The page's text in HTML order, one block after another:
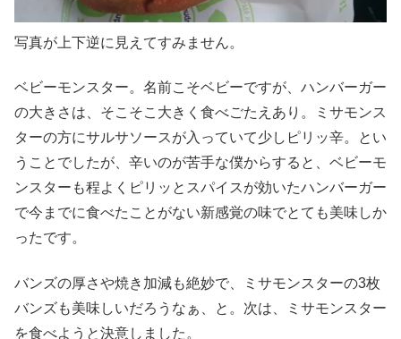
写真が上下逆に見えてすみません。
ベビーモンスター。名前こそベビーですが、ハンバーガー
の大きさは、そこそこ大きく食べごたえあり。ミサモンス
ターの方にサルサソースが入っていて少しピリッ辛。とい
うことでしたが、辛いのが苦手な僕からすると、ベビーモ
ンスターも程よくピリッとスパイスが効いたハンバーガー
で今までに食べたことがない新感覚の味でとても美味しか
ったです。
バンズの厚さや焼き加減も絶妙で、ミサモンスターの3枚
バンズも美味しいだろうなぁ、と。次は、ミサモンスター
を食べようと決意しました。